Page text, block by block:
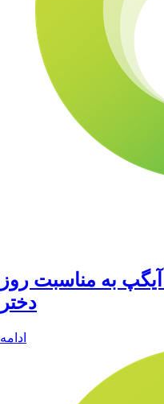
به مناسبت روز
دختر
ادامه